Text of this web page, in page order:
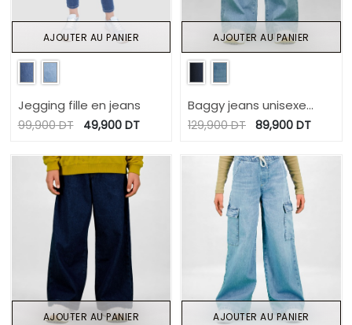
Jegging fille en jeans
99,900DT 49,900DT
AJOUTER AU PANIER
Baggy jeans unisexe
enfant
129,900DT 89,900 DT
AJOUTER AU PANIER
AJOUTER AU PANIER AJOUTER AU PANIER